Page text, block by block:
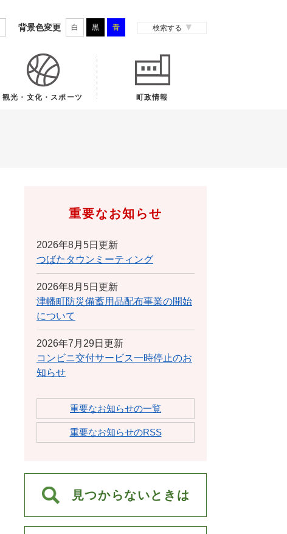
背景色変更 白 黒 青 検索する
観光・文化・スポーツ 町政情報
重要なお知らせ
2026年8月5日更新
つばたタウンミーティング
2026年8月5日更新
津幡町防災備蓄用品配布事業の開始
について
2026年7月29日更新
コンビニ交付サービス一時停止のお
知らせ
重要なお知らせの一覧
重要なお知らせのRSS
見つからないときは